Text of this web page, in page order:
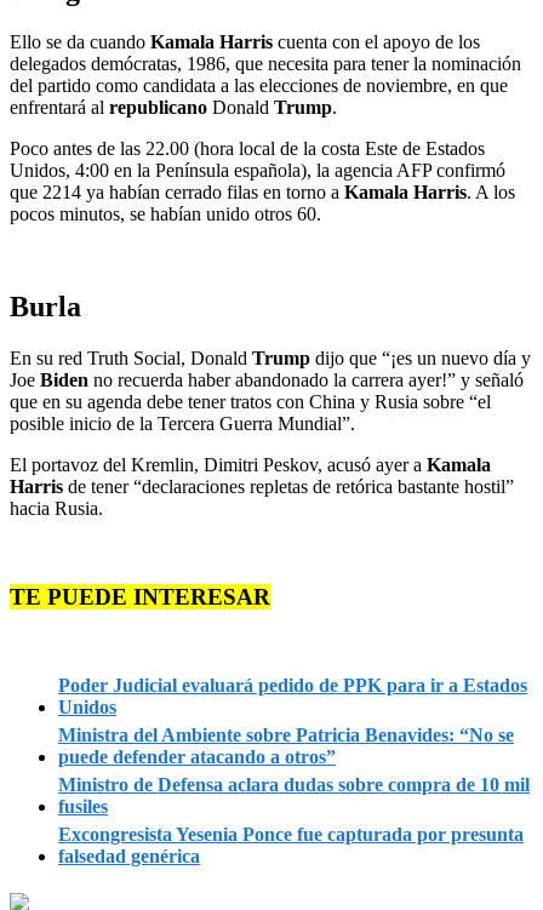
Ello se da cuando Kamala Harris cuenta con el apoyo de los
delegados demócratas, 1986, que necesita para tener la nominación
del partido como candidata a las elecciones de noviembre, en que
enfrentará al republicano Donald Trump.
Poco antes de las 22.00 (hora local de la costa Este de Estados
Unidos, 4:00 en la Península española), la agencia AFP confirmó
que 2214 ya habían cerrado filas en torno a Kamala Harris. A los
pocos minutos, se habían unido otros 60.
Burla
En su red Truth Social, Donald Trump dijo que “¡es un nuevo día y
Joe Biden no recuerda haber abandonado la carrera ayer!” y señaló
que en su agenda debe tener tratos con China y Rusia sobre “el
posible inicio de la Tercera Guerra Mundial”.
El portavoz del Kremlin, Dimitri Peskov, acusó ayer a Kamala
Harris de tener “declaraciones repletas de retórica bastante hostil”
hacia Rusia.
TE PUEDE INTERESAR
Poder Judicial evaluará pedido de PPK para ir a Estados
Unidos
Ministra del Ambiente sobre Patricia Benavides: “No se
puede defender atacando a otros”
Ministro de Defensa aclara dudas sobre compra de 10 mil
fusiles
Excongresista Yesenia Ponce fue capturada por presunta
falsedad genérica